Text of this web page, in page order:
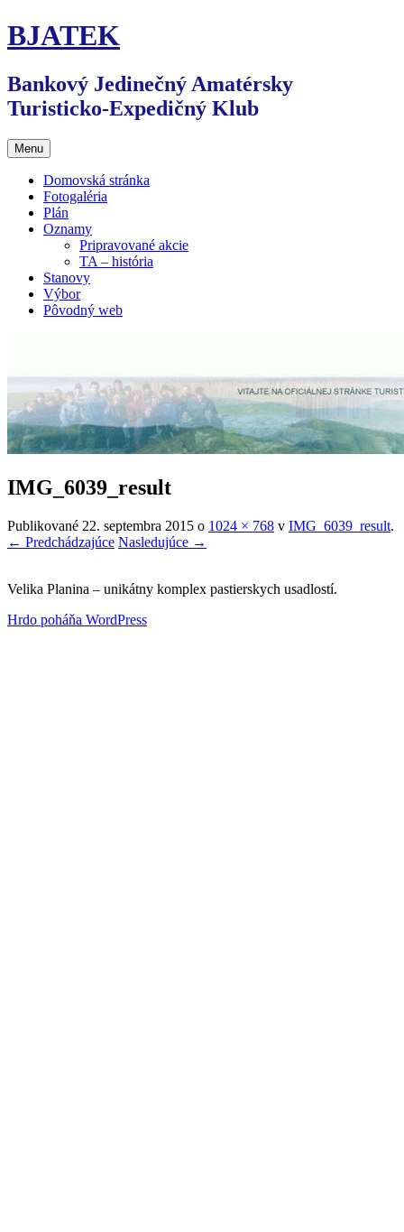
Preskočiť
na
BJATEK
Bankový Jedinečný Amatérsky
Turisticko-Expedičný Klub
Menu
Domovská stránka
Fotogaléria
Plán
Oznamy
Pripravované akcie
TA – história
Stanovy
Výbor
Pôvodný web
IMG_6039_result
Publikované 22. septembra 2015 o 1024 × 768 v IMG_6039_result.
← Predchádzajúce Nasledujúce →
Velika Planina – unikátny komplex pastierskych usadlostí.
Hrdo poháňa WordPress